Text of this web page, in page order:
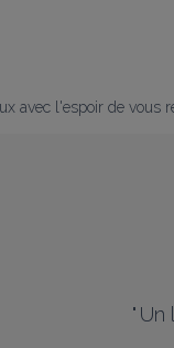
avec l'espoir de vous
" Un